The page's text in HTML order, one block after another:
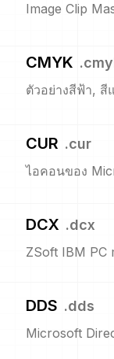
Image Clip
CMYK .
ตัวอย่างสีฟ้า, สี
CUR .cur
ไอคอนของ
DCX .dcx
ZSoft IBM PC
DDS .dds
Microsoft